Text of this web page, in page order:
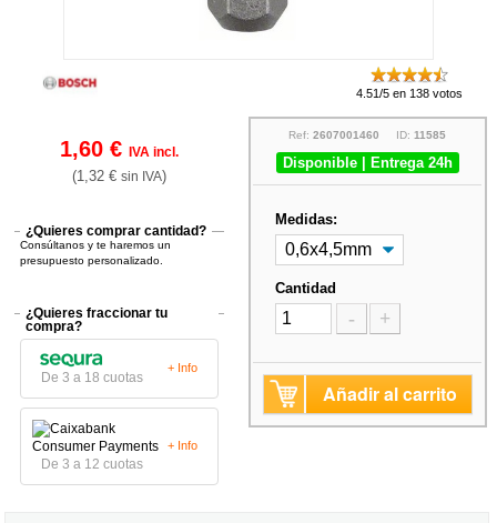
4.51/5 en 138 votos
1,60 €IVA incl.
(1,32 €sin IVA)
¿Quieres comprar cantidad?
Consúltanos y te haremos un
presupuesto personalizado.
¿Quieres fraccionar tu
compra?
De 3 a 18 cuotas
+ Info
De 3 a 12 cuotas
+ Info
Ref:2607001460 ID:11585
Disponible | Entrega 24h
Medidas:
Cantidad
- +
Añadir al carrito